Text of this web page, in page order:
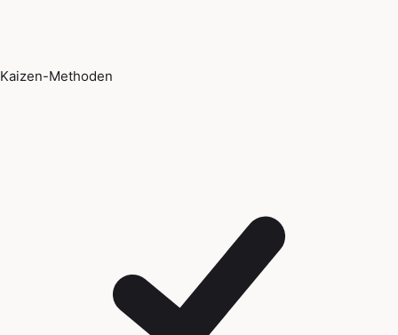
Kaizen-Methoden